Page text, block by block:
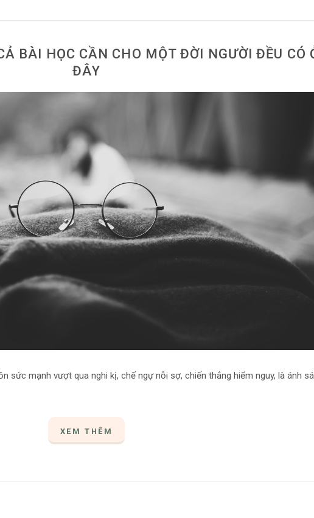
BÀI HỌC CẦN CHO MỘT ĐỜI NGƯỜI ĐỀU CÓ
ĐÂY
sức mạnh vượt qua nghi kị, chế ngự nỗi sợ, chiến thắng hiểm nguy, là ánh
XEM THÊM